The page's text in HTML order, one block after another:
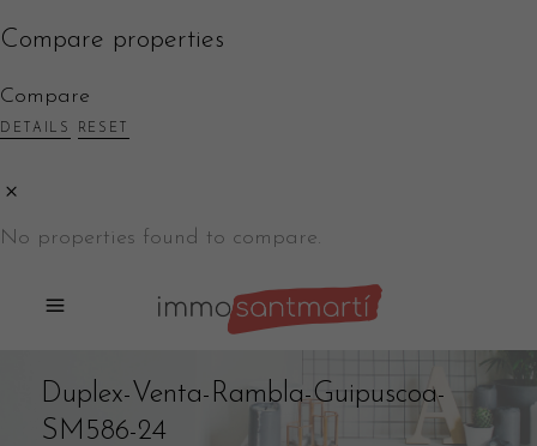
Compare properties
Compare
DETAILS RESET
No properties found to compare.
Duplex-Venta-Rambla-Guipuscoa-
SM586-24